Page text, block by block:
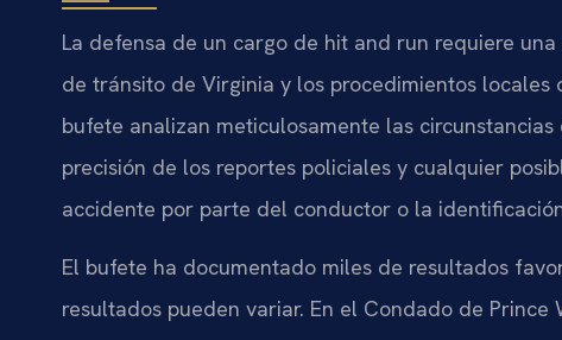
La defensa de un cargo de hit and run requiere
de tránsito de Virginia y los procedimientos locales
bufete analizan meticulosamente las
precisión de los reportes policiales y cualquier
accidente por parte del conductor o la
El bufete ha documentado miles de resultados
resultados pueden variar. En el Condado de